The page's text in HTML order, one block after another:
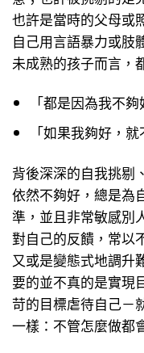
也許是當時的父母或
自己用言語暴力或
未成熟的孩子而言，
「都是因為我不
「如果我夠好，就
背後深深的自我挑剔
依然不夠好，總是為
準，並且非常敏感別
對自己的反饋，常以
又或是變態式地調升
要的並不真的是實現
苛的目標虐待自己－
一樣：不管怎麼做都